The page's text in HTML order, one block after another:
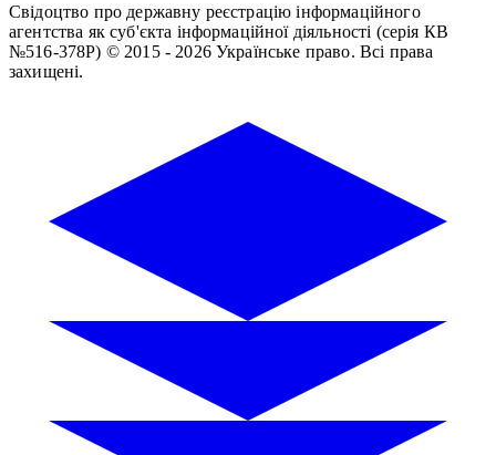
Свідоцтво про державну реєстрацію інформаційного
агентства як суб'єкта інформаційної діяльності (серія КВ
№516-378Р) © 2015 - 2026 Українське право. Всі права
захищені.